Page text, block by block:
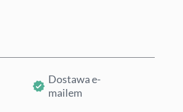
Dostawa e-
mailem